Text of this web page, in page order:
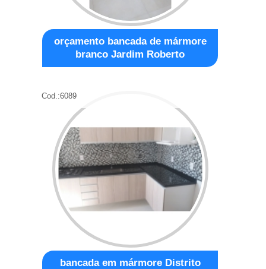
orçamento bancada de mármore
branco Jardim Roberto
Cod.:6089
bancada em mármore Distrito